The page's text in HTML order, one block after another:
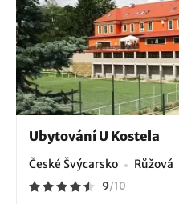
Ubytování U Kostela
České Švýcarsko Růžová
9/10